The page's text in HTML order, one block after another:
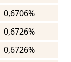
0,6706%
0,6726%
0,6726%